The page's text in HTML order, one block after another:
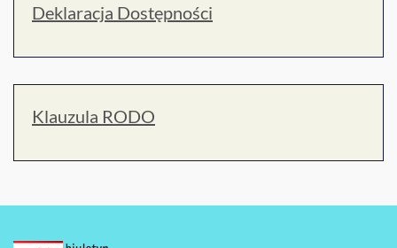
Deklaracja Dostępności
Klauzula RODO